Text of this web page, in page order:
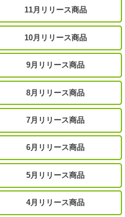
11月リリース商品
10月リリース商品
9月リリース商品
8月リリース商品
7月リリース商品
6月リリース商品
5月リリース商品
4月リリース商品